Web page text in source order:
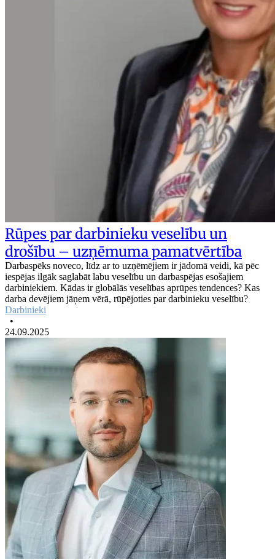
Rūpes par darbinieku veselību un
drošību – uzņēmuma pamatvērtība
Darbaspēks noveco, līdz ar to uzņēmējiem ir jādomā veidi, kā pēc
iespējas ilgāk saglabāt labu veselību un darbaspējas esošajiem
darbiniekiem. Kādas ir globālās veselības aprūpes tendences? Kas
darba devējiem jāņem vērā, rūpējoties par darbinieku veselību?
Darbinieki
•
24.09.2025